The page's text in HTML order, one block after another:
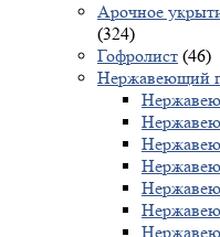
Арочное
(324)
Гофролист (46)
Нержавеющий